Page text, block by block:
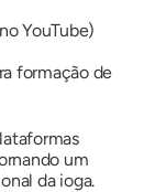
YouTube)
formação de
um
da ioga.